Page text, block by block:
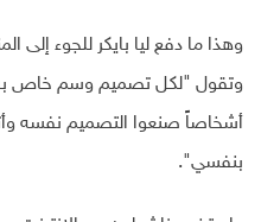
وهذا ما دفع ليا بايكر للجوء إلى
وتقول "لكل تصميم وسم خاص
أشخاصاً صنعوا التصميم نفسه
بنفسي".